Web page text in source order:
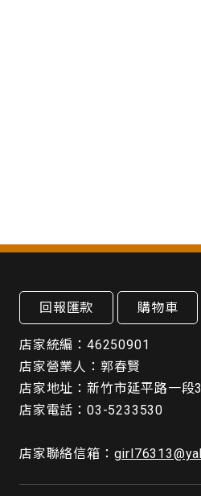
回報匯款 購物車
店家統編：46250901
店家營業人：郭春賢
店家地址：新竹市延平路一段
店家電話：03-5233530
店家聯絡信箱：